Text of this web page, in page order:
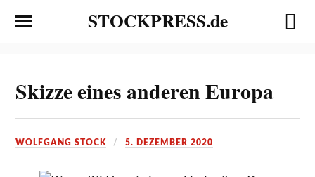
STOCKPRESS.de
Skizze eines anderen Europa
WOLFGANG STOCK 5. DEZEMBER 2020